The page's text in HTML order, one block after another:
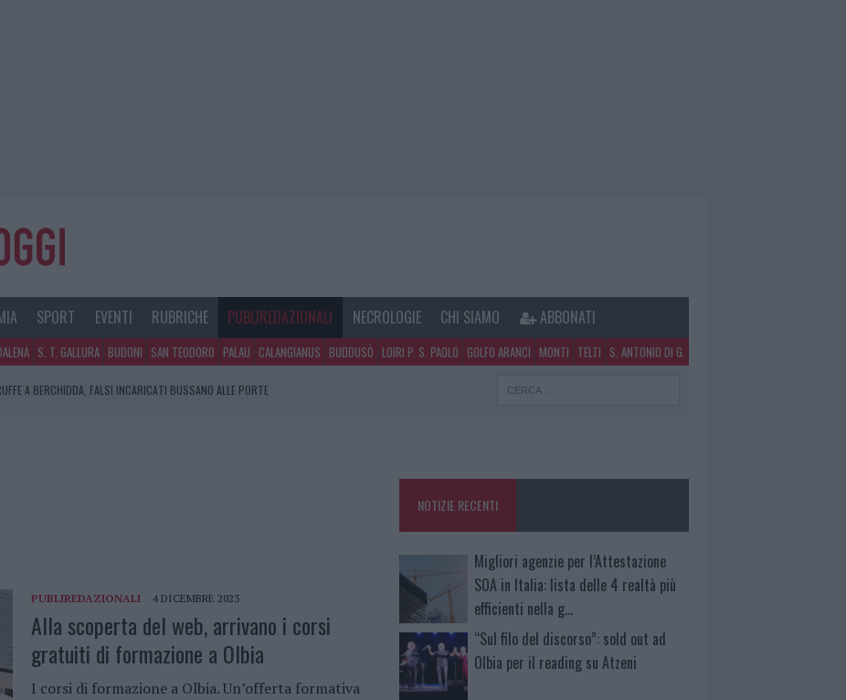
SPORT EVENTI RUBRICHE PUBLIREDAZIONALI NECROLOGIE CHI SIAMO ABBONATI
S. T. GALLURA BUDONI SAN TEODORO PALAU CALANGIANUS BUDDUSÒ LOIRI P. S. PAOLO GOLFO ARANCI MONTI TELTI S. ANTONIO DI G.
A BERCHIDDA, FALSI INCARICATI BUSSANO ALLE PORTE
ALLA ZUPPA GALLURESE: GLI APPUNTAMENTI DA NON PERDERE
PUBLIREDAZIONALI 4 DICEMBRE 2023
Alla scoperta del web, arrivano i corsi
gratuiti di formazione a Olbia
I corsi di formazione a Olbia. Un’offerta formativa
NOTIZIE RECENTI
Migliori agenzie per l’Attestazione
SOA in Italia: lista delle 4 realtà più
efficienti nella g…
“Sul filo del discorso”: sold out ad
Olbia per il reading su Atzeni